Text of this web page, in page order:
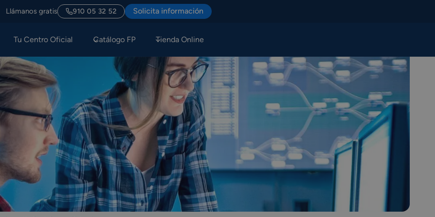
Llámanos gratis 910 05 32 52 Solicita información
Tu Centro Oficial Catálogo FP Tienda Online